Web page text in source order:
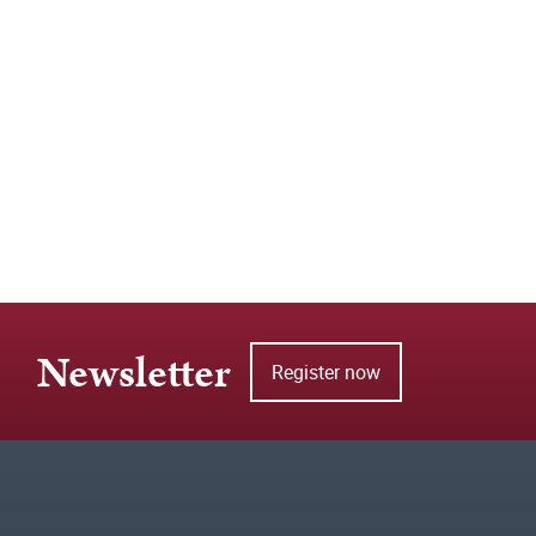
Newsletter Register now